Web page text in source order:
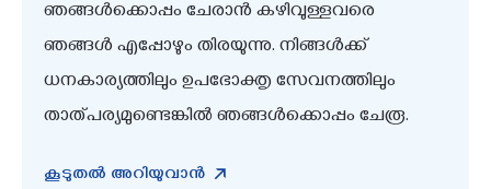
ഞങ്ങൾക്കൊപ്പം ചേരാൻ കഴിവുള്ളവരെ
ഞങ്ങൾ എപ്പോഴും തിരയുന്നു. നിങ്ങൾക്ക്
ധനകാര്യത്തിലും ഉപഭോക്തൃ സേവനത്തിലും
താത്പര്യമുണ്ടെങ്കിൽ ഞങ്ങൾക്കൊപ്പം ചേരൂ.
കൂടുതൽ അറിയുവാൻ